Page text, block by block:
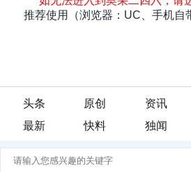
头条 原创 资讯
最新
快料 独闻